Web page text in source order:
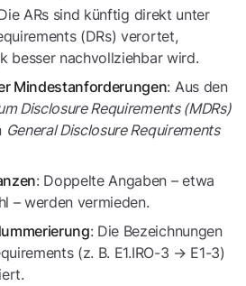
ARs sind künftig direkt unter
(DRs) verortet,
besser nachvollziehbar wird.
Mindestanforderungen: Aus den
Disclosure Requirements (MDRs)
General Disclosure Requirements
: Doppelte Angaben – etwa
– werden vermieden.
: Die Bezeichnungen
(z. B. E1.IRO-3 → E1-3)